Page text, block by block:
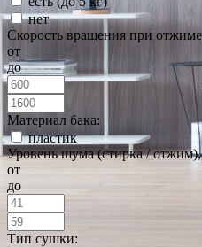
нет
Скорость вращения при
от
до
Материал бака:
пластик
Уровень шума (стирка /
от
до
Тип сушки: